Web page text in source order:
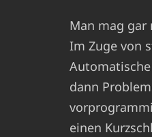
Man mag gar
Im Zuge von
dann
einen